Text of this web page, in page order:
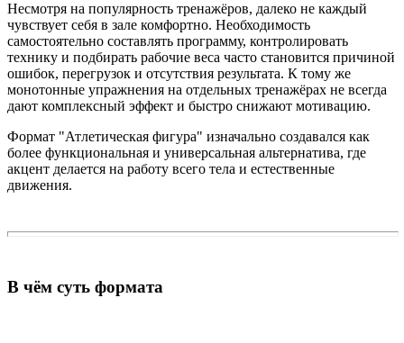
Несмотря на популярность тренажёров, далеко не каждый
чувствует себя в зале комфортно. Необходимость
самостоятельно составлять программу, контролировать
технику и подбирать рабочие веса часто становится причиной
ошибок, перегрузок и отсутствия результата. К тому же
монотонные упражнения на отдельных тренажёрах не всегда
дают комплексный эффект и быстро снижают мотивацию.
Формат "Атлетическая фигура" изначально создавался как
более функциональная и универсальная альтернатива, где
акцент делается на работу всего тела и естественные
движения.
В чём суть формата